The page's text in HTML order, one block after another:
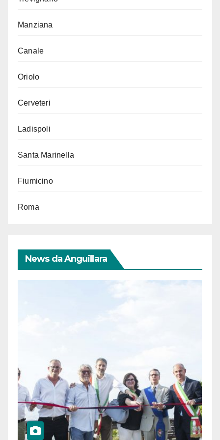
Manziana
Canale
Oriolo
Cerveteri
Ladispoli
Santa Marinella
Fiumicino
Roma
News da Anguillara